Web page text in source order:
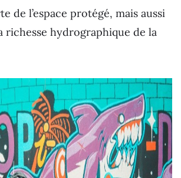
de l’espace protégé, mais aussi
richesse hydrographique de la